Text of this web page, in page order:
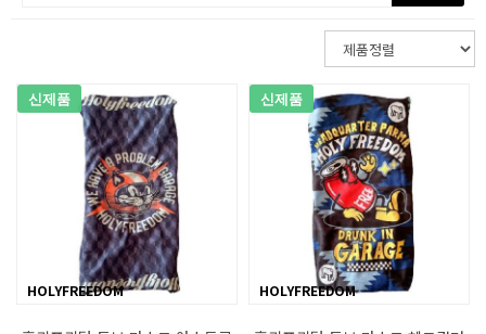
신제품
HOLYFREEDOM
신제품
HOLYFREEDOM